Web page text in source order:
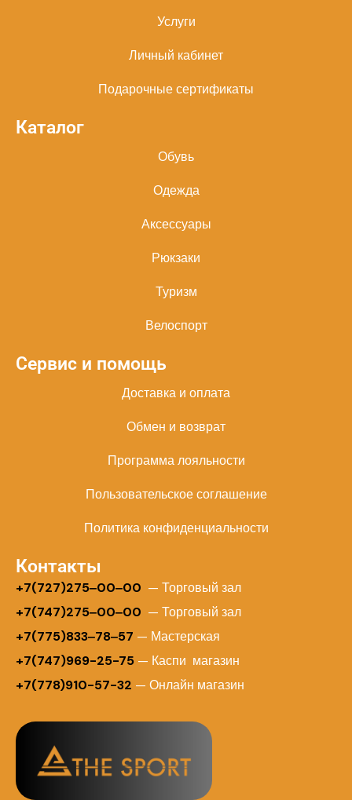
Услуги
Личный кабинет
Подарочные сертификаты
Каталог
Обувь
Одежда
Аксессуары
Рюкзаки
Туризм
Велоспорт
Сервис и помощь
Доставка и оплата
Обмен и возврат
Программа лояльности
Пользовательское соглашение
Политика конфиденциальности
Контакты
+7(727)275‒00‒00 — Торговый зал
+7(747)275‒00‒00 — Торговый зал
+7(775)833‒78‒57 — Мастерская
+7(747)969-25-75 — Каспи магазин
+7(778)910-57-32 — Онлайн магазин